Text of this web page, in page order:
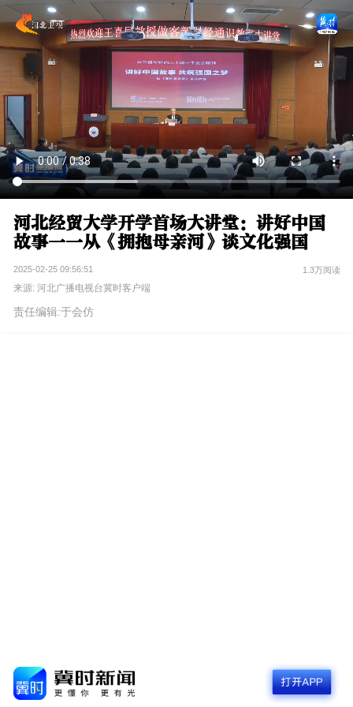
河北经贸大学开学首场大讲堂：讲好中国
故事一一从《拥抱母亲河》谈文化强国
2025-02-25 09:56:51 1.3万阅读
来源: 河北广播电视台冀时客户端
责任编辑:于会仿